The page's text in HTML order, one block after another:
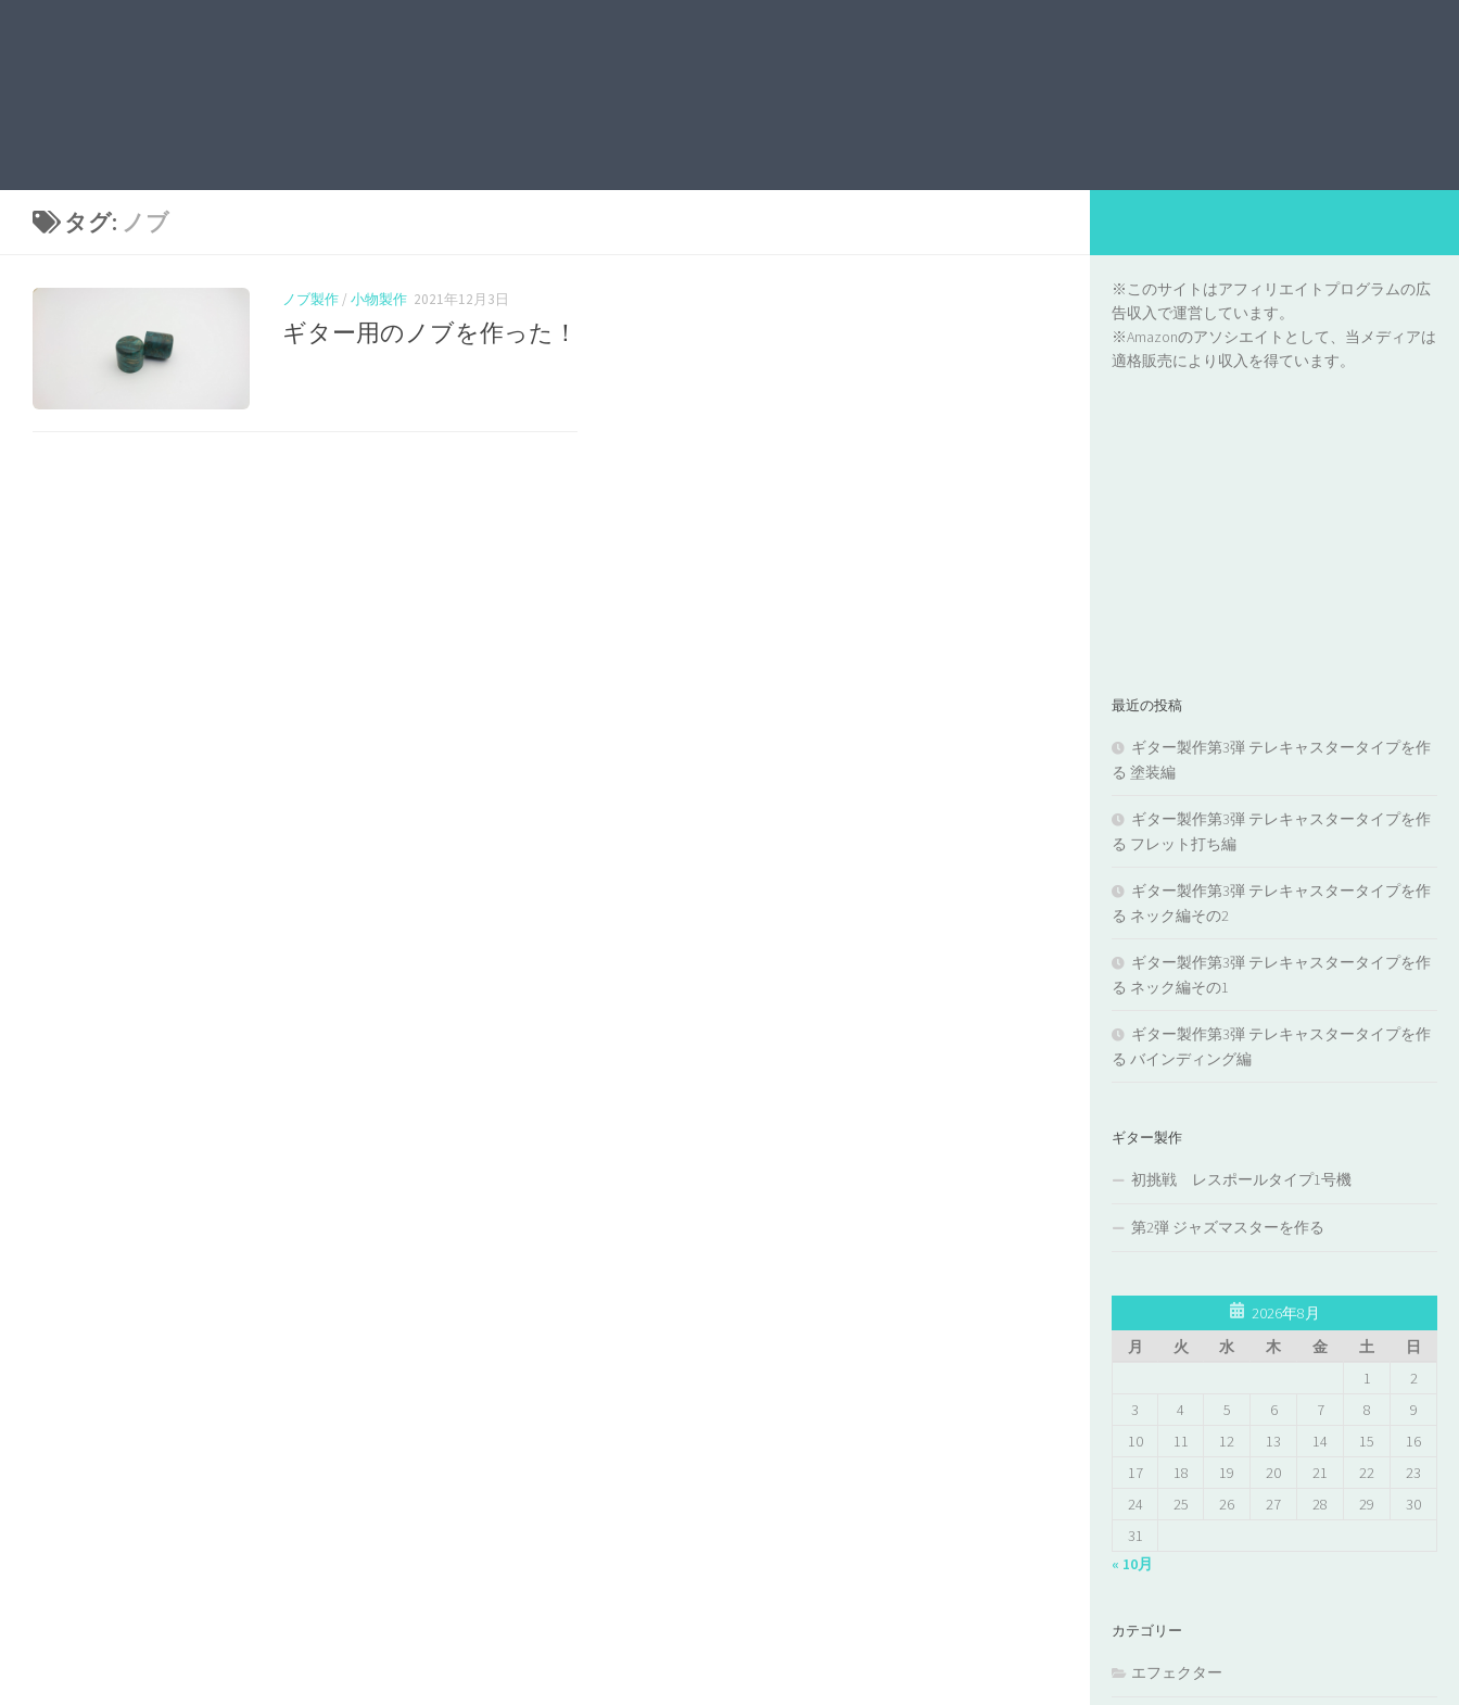
タグ: ノブ
ノブ製作 / 小物製作 2021年12月3日
ギター用のノブを作った！
※このサイトはアフィリエイトプログラムの広
告収入で運営しています。
※Amazonのアソシエイトとして、当メディアは
適格販売により収入を得ています。
最近の投稿
ギター製作第3弾 テレキャスタータイプを作
る 塗装編
ギター製作第3弾 テレキャスタータイプを作
る フレット打ち編
ギター製作第3弾 テレキャスタータイプを作
る ネック編その2
ギター製作第3弾 テレキャスタータイプを作
る ネック編その1
ギター製作第3弾 テレキャスタータイプを作
る バインディング編
ギター製作
初挑戦 レスポールタイプ1号機
第2弾 ジャズマスターを作る
2026年8月
月
火 水 木 金 土
日
1
2
3
4 5 6 7 8
9
10
11 12 13 14 15
16
17
18 19 20 21 22
23
24
25 26 27 28 29
30
31
« 10月
カテゴリー
エフェクター